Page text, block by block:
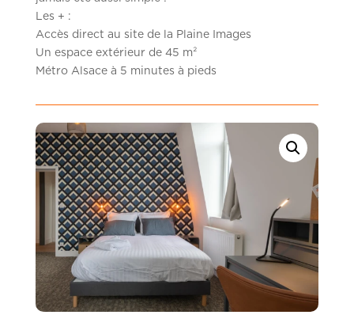
Les + :
Accès direct au site de la Plaine Images
Un espace extérieur de 45 m²
Métro Alsace à 5 minutes à pieds